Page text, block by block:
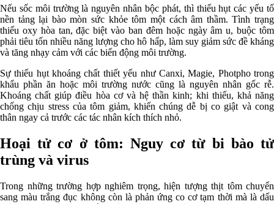
Nếu sốc môi trường là nguyên nhân bộc phát, thì thiếu hụt các yếu tố
nền tảng lại bào mòn sức khỏe tôm một cách âm thầm. Tình trạng
thiếu oxy hòa tan, đặc biệt vào ban đêm hoặc ngày âm u, buộc tôm
phải tiêu tốn nhiều năng lượng cho hô hấp, làm suy giảm sức đề kháng
và tăng nhạy cảm với các biến động môi trường.
Sự thiếu hụt khoáng chất thiết yếu như Canxi, Magie, Photpho trong
khẩu phần ăn hoặc môi trường nước cũng là nguyên nhân gốc rễ.
Khoáng chất giúp điều hòa cơ và hệ thần kinh; khi thiếu, khả năng
chống chịu stress của tôm giảm, khiến chúng dễ bị co giật và cong
thân ngay cả trước các tác nhân kích thích nhỏ.
Hoại tử cơ ở tôm: Nguy cơ từ bi bào tử
trùng và virus
Trong những trường hợp nghiêm trọng, hiện tượng thịt tôm chuyển
sang màu trắng đục không còn là phản ứng co cơ tạm thời mà là dấu